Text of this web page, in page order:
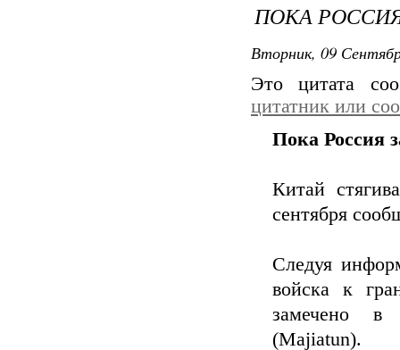
ПОКА
Вторник, 09
Это цитата
цитатник или
Пока Россия
Китай
сентября
Следуя
войска к
замечено в
(Majiatun).